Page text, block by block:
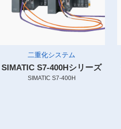
二重化システム
SIMATIC S7-400Hシリーズ
SIMATIC S7-400H